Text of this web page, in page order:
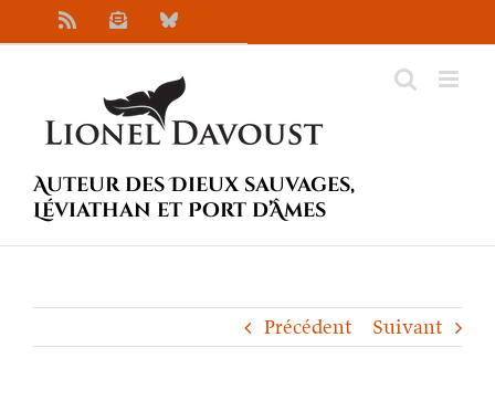
au
NewsletterBluesky
Auteur des Dieux sauvages,
Léviathan et Port d’Âmes
Précédent Suivant